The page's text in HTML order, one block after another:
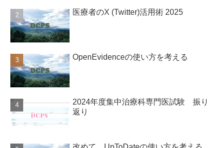
医療者のX (Twitter)活用術 2025
OpenEvidenceの使い方を考える
2024年度集中治療科専門医試験 振り
返り